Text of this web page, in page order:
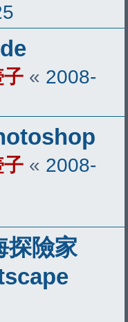
子 « 2008-
子 « 2008-
探險家